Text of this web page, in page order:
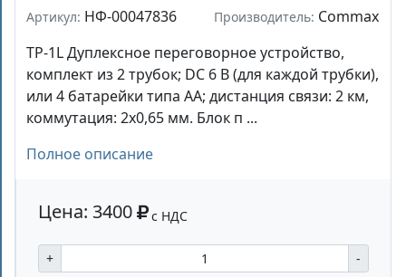
Артикул: НФ-00047836 Производитель: Commax
TP-1L Дуплексное переговорное устройство,
комплект из 2 трубок; DC 6 В (для каждой трубки),
или 4 батарейки типа АА; дистанция связи: 2 км,
коммутация: 2х0,65 мм. Блок п ...
Полное описание
Цена: 3400 с НДС
+ -